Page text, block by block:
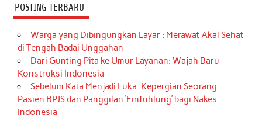
POSTING TERBARU
Warga yang Dibingungkan Layar : Merawat Akal Sehat
di Tengah Badai Unggahan
Dari Gunting Pita ke Umur Layanan: Wajah Baru
Konstruksi Indonesia
Sebelum Kata Menjadi Luka: Kepergian Seorang
Pasien BPJS dan Panggilan ‘Einfühlung’ bagi Nakes
Indonesia